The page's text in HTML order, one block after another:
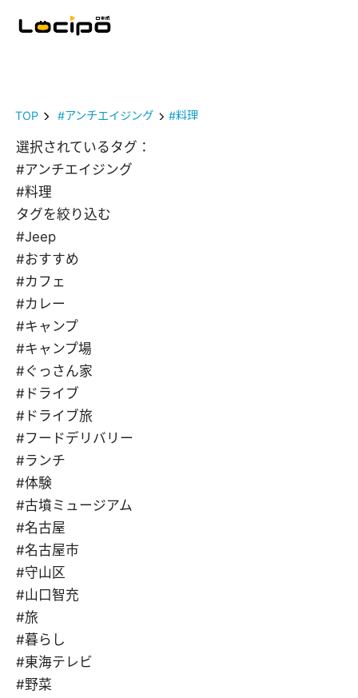
TOP #アンチエイジング #料理
選択されているタグ：
#アンチエイジング
#料理
タグを絞り込む
#Jeep
#おすすめ
#カフェ
#カレー
#キャンプ
#キャンプ場
#ぐっさん家
#ドライブ
#ドライブ旅
#フードデリバリー
#ランチ
#体験
#古墳ミュージアム
#名古屋
#名古屋市
#守山区
#山口智充
#旅
#暮らし
#東海テレビ
#野菜